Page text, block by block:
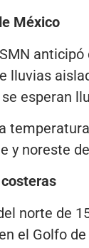
México
lluvias
esperan
y noreste
norte de
el Golfo